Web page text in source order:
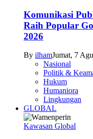
Komunikasi
Raih Popular
2026
By ilhamJumat, 7
Nasional
Politik &
Hukum
Humaniora
Lingkungan
GLOBAL
Kawasan Global